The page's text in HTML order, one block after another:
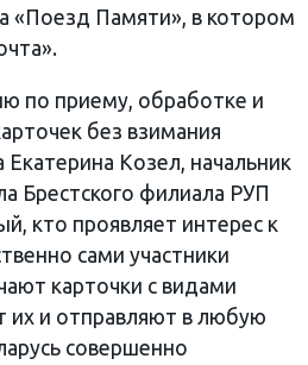
«Поезд Памяти», в котором
по приему, обработке и
без взимания
Козел, начальник
Брестского филиала РУП
кто проявляет интерес к
сами участники
карточки с видами
их и отправляют в любую
совершенно